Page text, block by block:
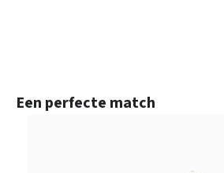
Productgalerij overslaan
Een perfecte match